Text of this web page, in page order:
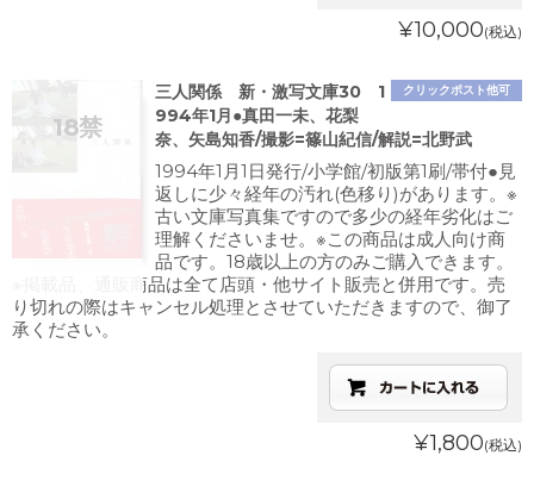
¥10,000(税込)
クリックポスト他可
三人関係 新・激写文庫30 1
994年1月●真田一未、花梨
奈、矢島知香/撮影=篠山紀信/解説=北野武
1994年1月1日発行/小学館/初版第1刷/帯付●見
返しに少々経年の汚れ(色移り)があります。※
古い文庫写真集ですので多少の経年劣化はご
理解くださいませ。※この商品は成人向け商
品です。18歳以上の方のみご購入できます。
※掲載品、通販商品は全て店頭・他サイト販売と併用です。売
り切れの際はキャンセル処理とさせていただきますので、御了
承ください。
¥1,800(税込)